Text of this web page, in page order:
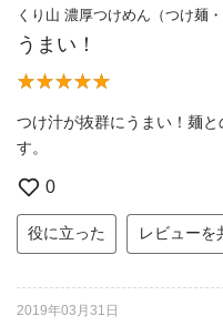
くり山 濃厚つけめん（つけ麺・
うまい！
つけ汁が抜群にうまい！麺
す。
0
役に立った レビューを
2019年03月31日